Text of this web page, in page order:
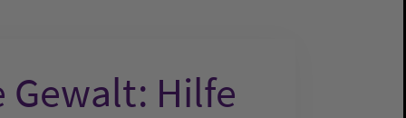
Gewalt: Hilfe